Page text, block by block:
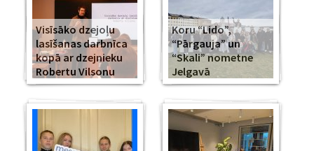
Visīsāko dzejoļu
lasīšanas darbnīca
kopā ar dzejnieku
Robertu Vilsonu
Koru “Lido”,
“Pārgauja” un
“Skali” nometne
Jelgavā